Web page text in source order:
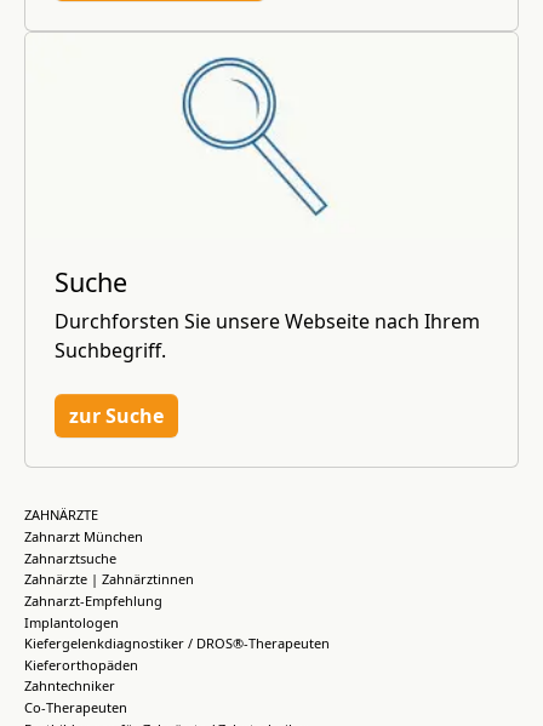
Suche
Durchforsten Sie unsere Webseite nach Ihrem
Suchbegriff.
zur Suche
ZAHNÄRZTE
Zahnarzt München
Zahnarztsuche
Zahnärzte | Zahnärztinnen
Zahnarzt-Empfehlung
Implantologen
Kiefergelenkdiagnostiker / DROS®-Therapeuten
Kieferorthopäden
Zahntechniker
Co-Therapeuten